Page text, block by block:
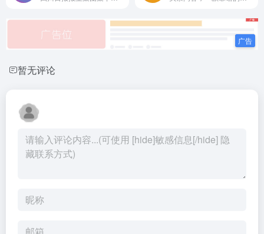
暂无评论